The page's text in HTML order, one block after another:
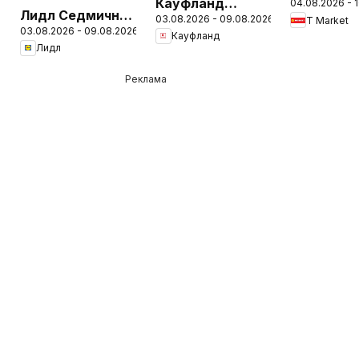
Лидл Седмична
брошура
03.08.2026 - 09.08.2026
Лидл
Седмична
брошура
03.08.2026 - 09.08.2026
Кауфланд
Седмична
брошура
04.08.2026 -
T Market
Реклама